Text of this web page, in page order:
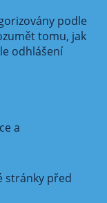
podle
tomu, jak
odhlášení
a
stránky před